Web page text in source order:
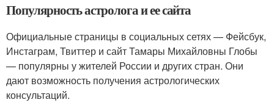
Популярность астролога и ее сайта
Официальные страницы в социальных сетях — Фейсбук,
Инстаграм, Твиттер и сайт Тамары Михайловны Глобы
— популярны у жителей России и других стран. Они
дают возможность получения астрологических
консультаций.